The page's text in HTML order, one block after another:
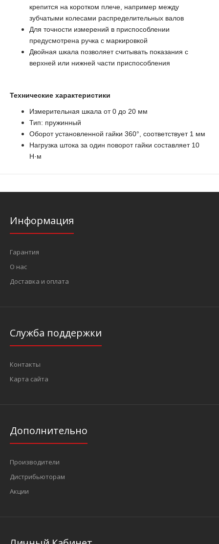
крепится на коротком плече, например между
зубчатыми колесами распределительных валов
Для точности измерений в приспособлении
предусмотрена ручка с маркировкой
Двойная шкала позволяет считывать показания с
верхней или нижней части приспособления
Технические характеристики
Измерительная шкала от 0 до 20 мм
Тип: пружинный
Оборот установленной гайки 360°, соответствует 1 мм
Нагрузка штока за один поворот гайки составляет 10
Н·м
Информация
Гарантия
О нас
Доставка и оплата
Служба поддержки
Контакты
Карта сайта
Дополнительно
Производители
Дистрибьюторам
Акции